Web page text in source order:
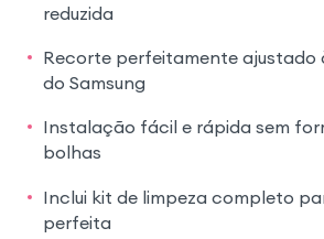
reduzida
Recorte perfeitamente ajustado
do Samsung
Instalação fácil e rápida sem
bolhas
Inclui kit de limpeza completo
perfeita